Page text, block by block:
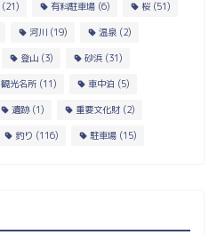
(21) 有料駐車場 (6) 桜 (51)
河川 (19) 温泉 (2)
登山 (3) 砂浜 (31)
観光名所 (11) 車中泊 (5)
遺跡(1) 重要文化財 (2)
釣り (116) 駐車場 (15)